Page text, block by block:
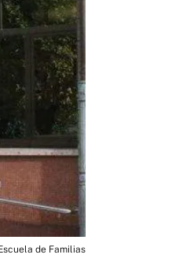
de Familias